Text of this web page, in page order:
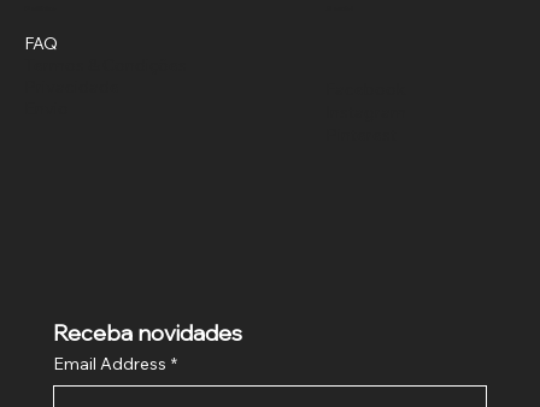
FAQ
Receba novidades
Email Address *